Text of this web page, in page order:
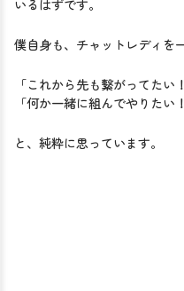
僕自身も、チャットレディを
「これから先も繋がってたい！
「何か一緒に組んでやりたい！
と、純粋に思っています。